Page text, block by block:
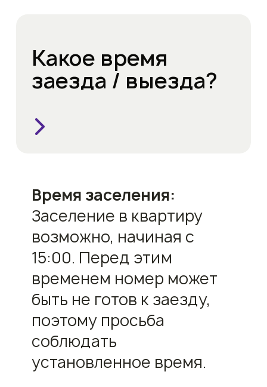
Какое время
заезда / выезда?
Время заселения:
Заселение в квартиру
возможно, начиная с
15:00. Перед этим
временем номер может
быть не готов к заезду,
поэтому просьба
соблюдать
установленное время.